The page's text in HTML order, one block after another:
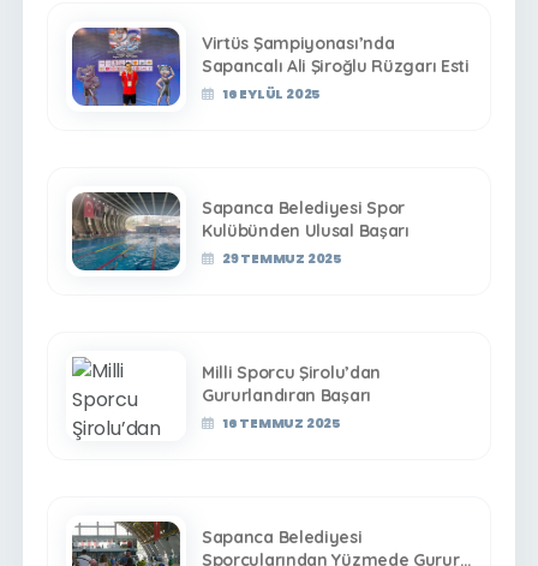
Virtüs Şampiyonası’nda
Sapancalı Ali Şiroğlu Rüzgarı Esti
16 EYLÜL 2025
Sapanca Belediyesi Spor
Kulübünden Ulusal Başarı
29 TEMMUZ 2025
Milli Sporcu Şirolu’dan
Gururlandıran Başarı
16 TEMMUZ 2025
Sapanca Belediyesi
Sporcularından Yüzmede Gurur